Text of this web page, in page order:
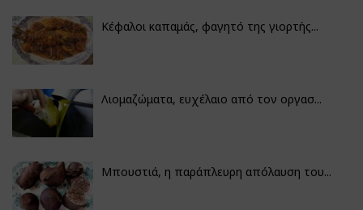
Κέφαλοι καπαμάς, φαγητό της γιορτής...
Λιομαζώματα, ευχέλαιο από τον οργασ...
Μπουστιά, η παράπλευρη απόλαυση του...